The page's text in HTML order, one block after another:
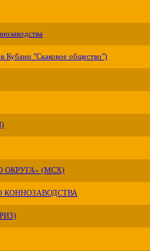
Кубани "Скаковое общество")
ОКРУГА» (МСХ)
КОННОЗАВОДСТВА